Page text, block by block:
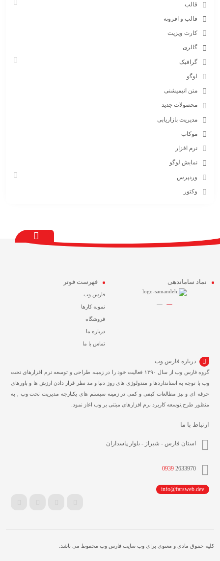
قالب
قالب و افزونه
کارت ویزیت
گالری
گرافیک
لوگو
متن انیمیشنی
محصولات جدید
مدیریت بازاریابی
موکاپ
نرم افزار
نمایش لوگو
وردپرس
وکتور
نماد ساماندهی فهرست فوتر
فارس وب
نمونه کارها
فروشگاه
درباره ما
تماس با ما
درباره فارس وب
گروه فارس وب از سال ۱۳۹۰ فعالیت خود را در زمینه طراحی و توسعه نرم افزارهای تحت
وب با توجه به استانداردها و متدولوژی های روز دنیا و مد نظر قرار دادن ارزش ها و باورهای
حرفه ای و نیز مطالعات کیفی و کمی در زمینه سیستم های یکپارچه مدیریت تحت وب , به
منظور طرح,توسعه کاربرد نرم افزارهای مبتنی بر وب اغاز نمود.
ارتباط با ما
استان فارس - شیراز - بلوار پاسداران
0939 2633970
info@farsweb.dev
کلیه حقوق مادی و معنوی برای وب سایت فارس وب محفوظ می باشد.